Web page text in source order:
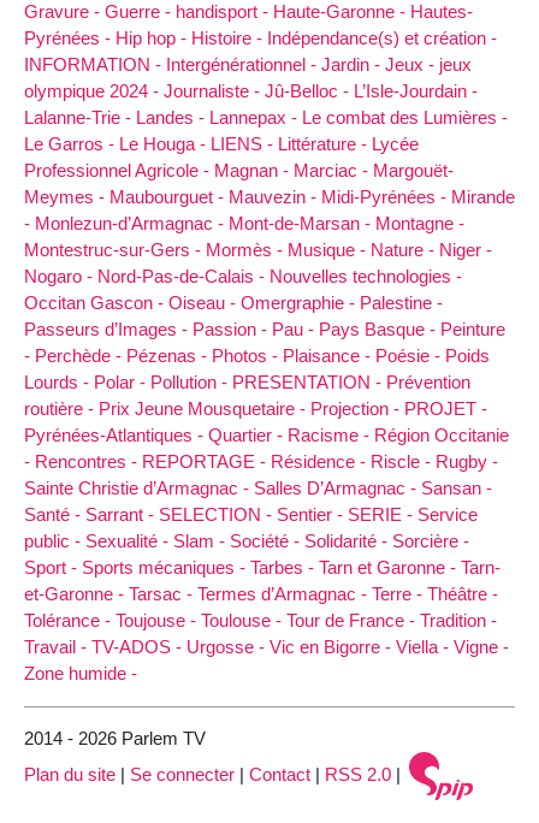
Gravure - Guerre - handisport - Haute-Garonne - Hautes-
Pyrénées - Hip hop - Histoire - Indépendance(s) et création -
INFORMATION - Intergénérationnel - Jardin - Jeux - jeux
olympique 2024 - Journaliste - Jû-Belloc - L’Isle-Jourdain -
Lalanne-Trie - Landes - Lannepax - Le combat des Lumières -
Le Garros - Le Houga - LIENS - Littérature - Lycée
Professionnel Agricole - Magnan - Marciac - Margouët-
Meymes - Maubourguet - Mauvezin - Midi-Pyrénées - Mirande
- Monlezun-d’Armagnac - Mont-de-Marsan - Montagne -
Montestruc-sur-Gers - Mormès - Musique - Nature - Niger -
Nogaro - Nord-Pas-de-Calais - Nouvelles technologies -
Occitan Gascon - Oiseau - Omergraphie - Palestine -
Passeurs d’Images - Passion - Pau - Pays Basque - Peinture
- Perchède - Pézenas - Photos - Plaisance - Poésie - Poids
Lourds - Polar - Pollution - PRESENTATION - Prévention
routière - Prix Jeune Mousquetaire - Projection - PROJET -
Pyrénées-Atlantiques - Quartier - Racisme - Région Occitanie
- Rencontres - REPORTAGE - Résidence - Riscle - Rugby -
Sainte Christie d’Armagnac - Salles D’Armagnac - Sansan -
Santé - Sarrant - SELECTION - Sentier - SERIE - Service
public - Sexualité - Slam - Société - Solidarité - Sorcière -
Sport - Sports mécaniques - Tarbes - Tarn et Garonne - Tarn-
et-Garonne - Tarsac - Termes d’Armagnac - Terre - Théâtre -
Tolérance - Toujouse - Toulouse - Tour de France - Tradition -
Travail - TV-ADOS - Urgosse - Vic en Bigorre - Viella - Vigne -
Zone humide -
2014 - 2026 Parlem TV
Plan du site | Se connecter | Contact | RSS 2.0 |